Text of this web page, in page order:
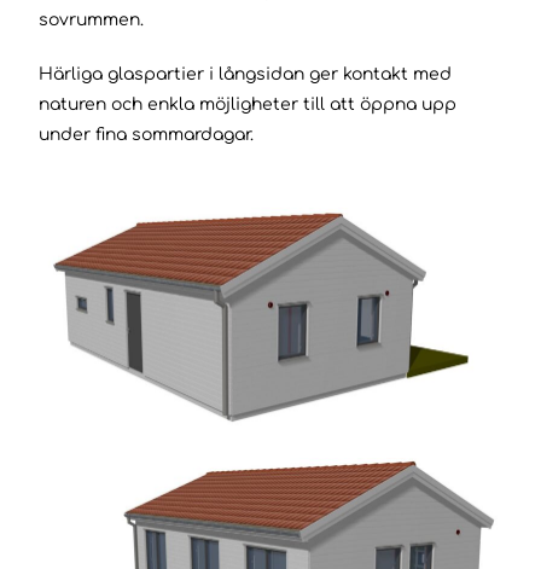
sovrummen.
Härliga glaspartier i långsidan ger kontakt med
naturen och enkla möjligheter till att öppna upp
under fina sommardagar.